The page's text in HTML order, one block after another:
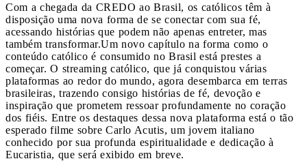
Com a chegada da CREDO ao Brasil, os católicos têm à
disposição uma nova forma de se conectar com sua fé,
acessando histórias que podem não apenas entreter, mas
também transformar.Um novo capítulo na forma como o
conteúdo católico é consumido no Brasil está prestes a
começar. O streaming católico, que já conquistou várias
plataformas ao redor do mundo, agora desembarca em terras
brasileiras, trazendo consigo histórias de fé, devoção e
inspiração que prometem ressoar profundamente no coração
dos fiéis. Entre os destaques dessa nova plataforma está o tão
esperado filme sobre Carlo Acutis, um jovem italiano
conhecido por sua profunda espiritualidade e dedicação à
Eucaristia, que será exibido em breve.